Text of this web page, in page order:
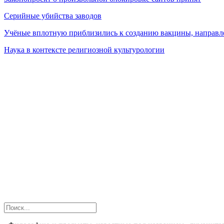
Серийные убийства заводов
Учёные вплотную приблизились к созданию вакцины,
Наука в контексте религиозной культурологии